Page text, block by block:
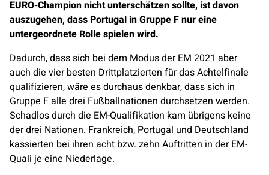
EURO-Champion nicht unterschätzen sollte, ist davon
auszugehen, dass Portugal in Gruppe F nur eine
untergeordnete Rolle spielen wird.
Dadurch, dass sich bei dem Modus der EM 2021 aber
auch die vier besten Drittplatzierten für das Achtelfinale
qualifizieren, wäre es durchaus denkbar, dass sich in
Gruppe F alle drei Fußballnationen durchsetzen werden.
Schadlos durch die EM-Qualifikation kam übrigens keine
der drei Nationen. Frankreich, Portugal und Deutschland
kassierten bei ihren acht bzw. zehn Auftritten in der EM-
Quali je eine Niederlage.